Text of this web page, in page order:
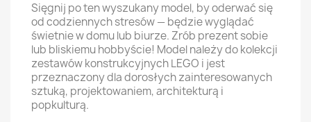
Sięgnij po ten wyszukany model, by oderwać się
od codziennych stresów — będzie wyglądać
świetnie w domu lub biurze. Zrób prezent sobie
lub bliskiemu hobbyście! Model należy do kolekcji
zestawów konstrukcyjnych LEGO i jest
przeznaczony dla dorosłych zainteresowanych
sztuką, projektowaniem, architekturą i
popkulturą.